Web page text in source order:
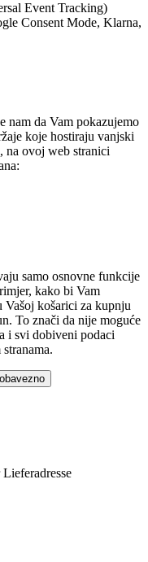
Event Tracking)
Consent Mode, Klarna,
nam da Vam pokazujemo
koje hostiraju vanjski
na ovoj web stranici
samo osnovne funkcije
kako bi Vam
košarici za kupnju
To znači da nije moguće
i svi dobiveni podaci